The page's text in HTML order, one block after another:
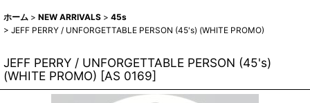
ホーム > NEW ARRIVALS > 45s
> JEFF PERRY / UNFORGETTABLE PERSON (45's) (WHITE PROMO)
JEFF PERRY / UNFORGETTABLE PERSON (45's)
(WHITE PROMO) [AS 0169]